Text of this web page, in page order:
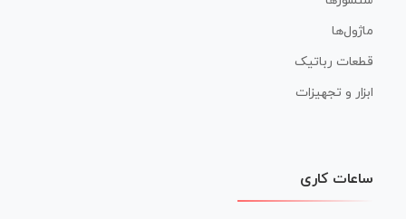
ماژول‌ها
قطعات رباتیک
ابزار و تجهیزات
ساعات کاری